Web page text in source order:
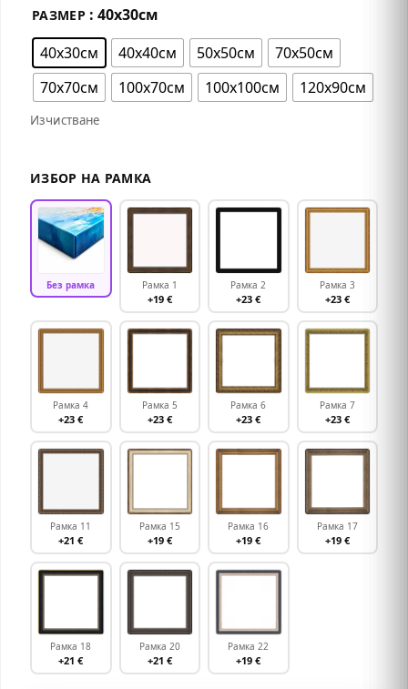
РАЗМЕР : 40х30см
40х30см
40х40см 50х50см
70х50см
70х70см
100х70см 100х100см 120х90см
Изчистване
ИЗБОР НА РАМКА
Без рамка Рамка 1
+19 €
Рамка 2
+23 €
Рамка 3
+23 €
Рамка 4
+23 €
Рамка 5
+23 €
Рамка 6
+23 €
Рамка 7
+23 €
Рамка 11
+21 €
Рамка 15
+19 €
Рамка 16
+19 €
Рамка 17
+19 €
Рамка 18
+21 €
Рамка 20
+21 €
Рамка 22
+19 €